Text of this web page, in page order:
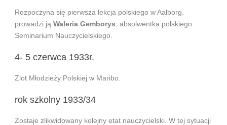
Rozpoczyna się pierwsza lekcja polskiego w Aalborg.
prowadzi ją Waleria Gemborys , absolwentka polskiego
Seminarium Nauczycielskiego.
4- 5 czerwca 1933r.
Zlot Młodzieży Polskiej w Maribo.
rok szkolny 1933/34
Zostaje zlikwidowany kolejny etat nauczycielski. W tej sytuacji